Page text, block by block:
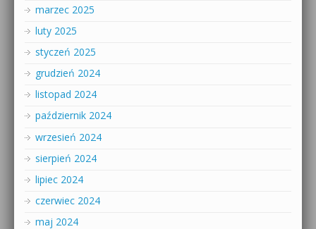
marzec 2025
luty 2025
styczeń 2025
grudzień 2024
listopad 2024
październik 2024
wrzesień 2024
sierpień 2024
lipiec 2024
czerwiec 2024
maj 2024